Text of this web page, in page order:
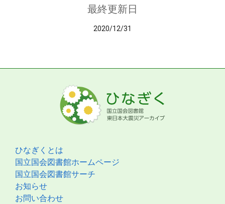
最終更新日
2020/12/31
ひなぎくとは
国立国会図書館ホームページ
国立国会図書館サーチ
お知らせ
お問い合わせ